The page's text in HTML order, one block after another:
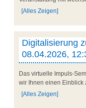
[Alles Zeigen]
Digitalisierung
08.04.2026,
Das virtuelle Impuls-
wir Ihnen einen Einblick
[Alles Zeigen]